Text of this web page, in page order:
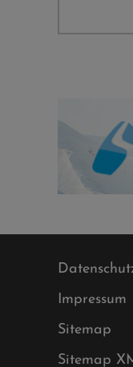
Impressum
Sitemap
Sitemap